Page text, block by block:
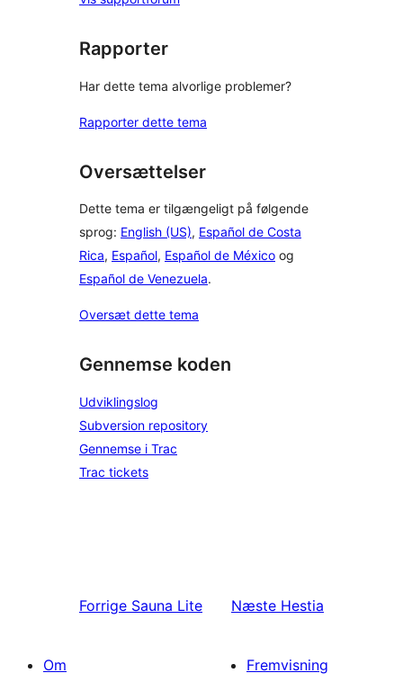
Rapporter
Har dette tema alvorlige problemer?
Rapporter dette tema
Oversættelser
Dette tema er tilgængeligt på følgende
sprog: English (US), Español de Costa
Rica, Español, Español de México og
Español de Venezuela.
Oversæt dette tema
Gennemse koden
Udviklingslog
Subversion repository
Gennemse i Trac
Trac tickets
Forrige Sauna Lite Næste Hestia
Om
Fremvisning